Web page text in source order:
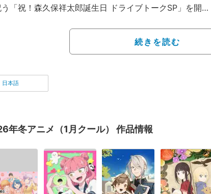
う「祝！森久保祥太郎誕生日 ドライブトークSP」を開
広げたが、今回は石川の運転で2人きりのドライブトーク
送。スタジオの外で待つ森久保の元に、ハイエースに乗っ
が颯爽と登場すると、早速石川と番組から森久保へプレ
回、断捨離をしたとおっしゃっていたので、寂しいお部屋
やかそうと、51歳の森久保へたくさんのお友達をご用意し
」と大きなぬいぐるみを贈った石川に、森久保は「で
断捨離の意味わかる！？」と思わずツッコミ。
続きを読む
日本語
年冬アニメ（1月クール） 作品情報